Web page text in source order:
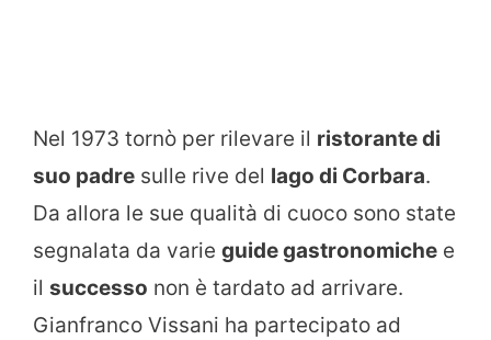
Nel 1973 tornò per rilevare il ristorante di
suo padre sulle rive del lago di Corbara.
Da allora le sue qualità di cuoco sono state
segnalata da varie guide gastronomiche e
il successo non è tardato ad arrivare.
Gianfranco Vissani ha partecipato ad